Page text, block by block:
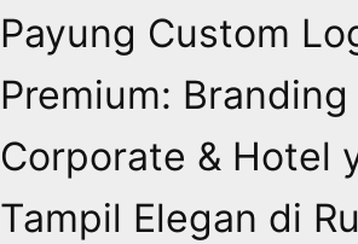
Payung Custom
Premium: Branding
Corporate & Hotel
Tampil Elegan di